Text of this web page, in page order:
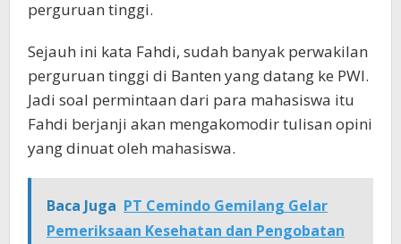
perguruan tinggi.
Sejauh ini kata Fahdi, sudah banyak perwakilan
perguruan tinggi di Banten yang datang ke PWI.
Jadi soal permintaan dari para mahasiswa itu
Fahdi berjanji akan mengakomodir tulisan opini
yang dinuat oleh mahasiswa.
Baca Juga PT Cemindo Gemilang Gelar
Pemeriksaan Kesehatan dan Pengobatan